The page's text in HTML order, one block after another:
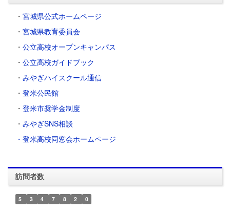
・ 宮城県公式ホームページ
・ 宮城県教育委員会
・ 公立高校オープンキャンパス
・ 公立高校ガイドブック
・ みやぎハイスクール通信
・ 登米公民館
・ 登米市奨学金制度
・ みやぎSNS相談
・登米高校同窓会ホームページ
訪問者数
5 3 4 7 8 2 0